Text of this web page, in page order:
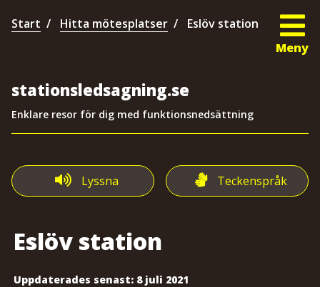
Start Hitta mötesplatser Eslöv station
stationsledsagning.se
Enklare resor för dig med funktionsnedsättning
Meny
Lyssna Teckenspråk
Eslöv station
Uppdaterades senast: 8 juli 2021